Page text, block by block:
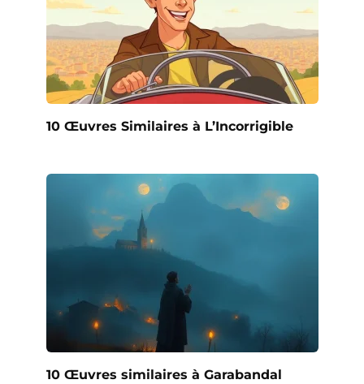
10 Œuvres Similaires à L’Incorrigible
10 Œuvres similaires à Garabandal